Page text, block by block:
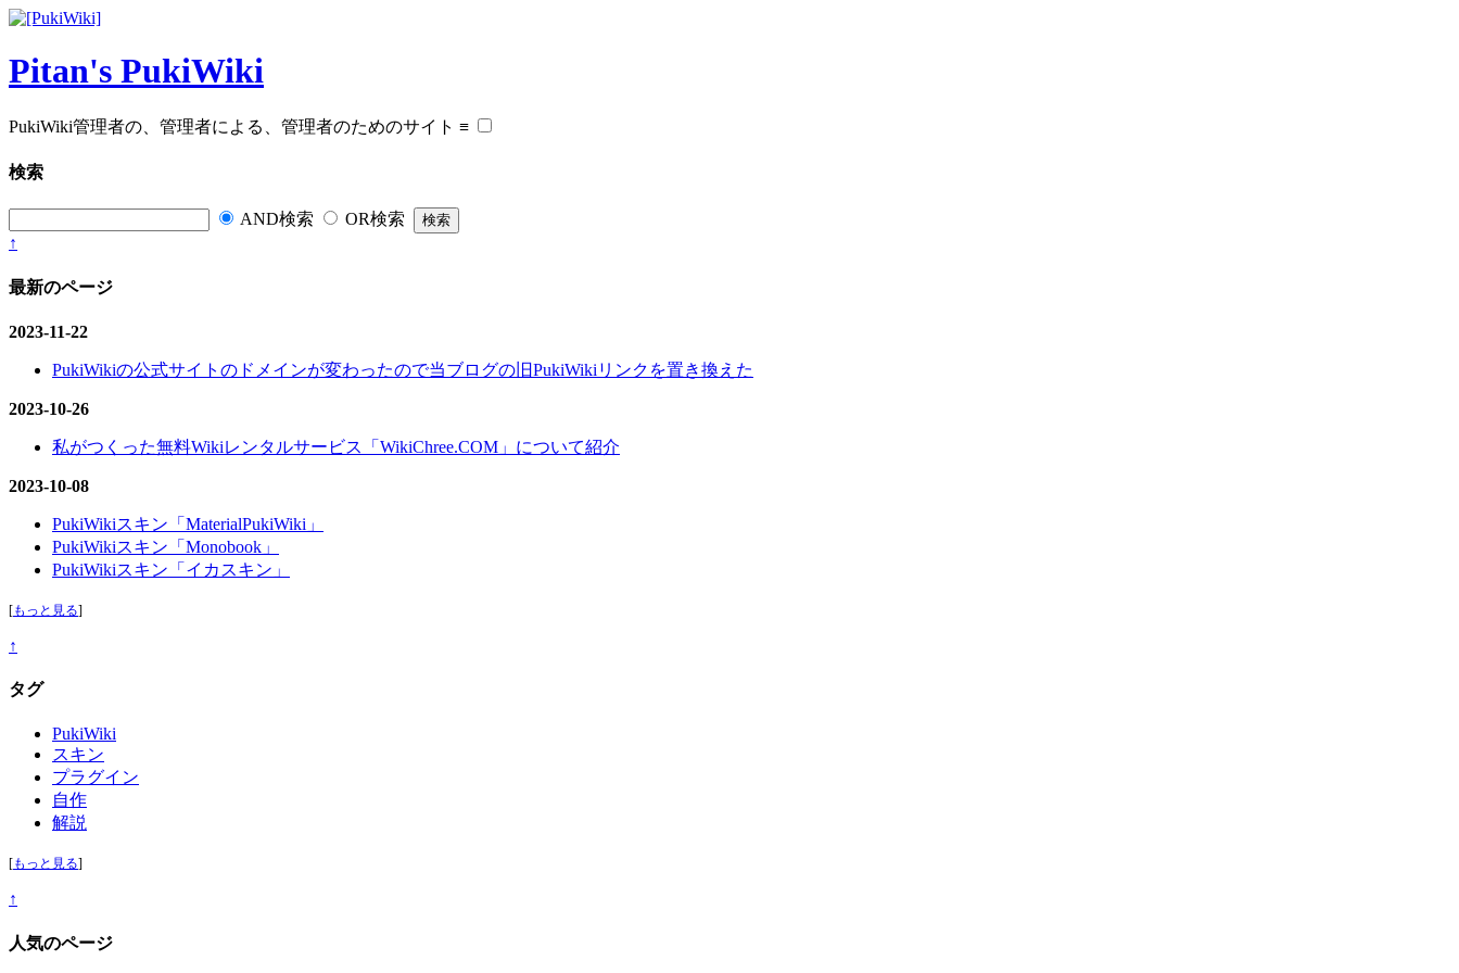
Pitan's PukiWiki
PukiWiki管理者の、管理者による、管理者のためのサイト ≡
検索
AND検索
OR検索
↑
最新のページ
2023-11-22
PukiWikiの公式サイトのドメインが変わったので当ブログの旧PukiWikiリンクを置き換えた
2023-10-26
私がつくった無料Wikiレンタルサービス「WikiChree.COM」について紹介
2023-10-08
PukiWikiスキン「MaterialPukiWiki」
PukiWikiスキン「Monobook」
PukiWikiスキン「イカスキン」
[もっと見る]
↑
タグ
PukiWiki
スキン
プラグイン
自作
解説
[もっと見る]
↑
人気のページ